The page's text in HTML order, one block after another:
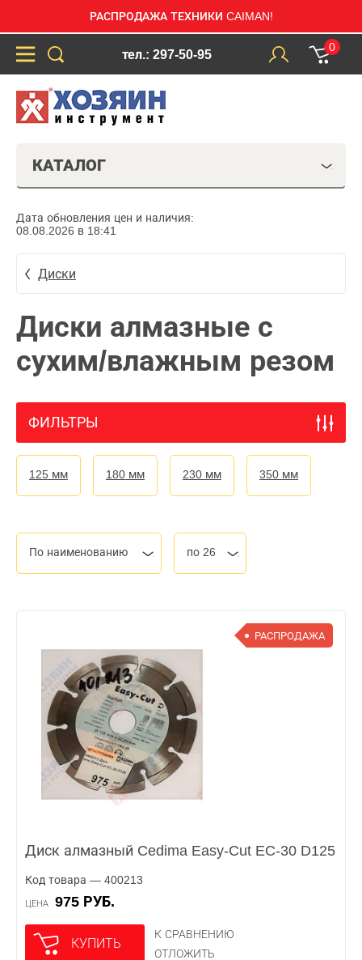
РАСПРОДАЖА ТЕХНИКИ CAIMAN!
тел.: 297-50-95
0
КАТАЛОГ
Дата обновления цен и наличия:
08.08.2026 в 18:41
Диски
Диски алмазные с
сухим/влажным резом
ФИЛЬТРЫ
125 мм 180 мм 230 мм 350 мм
По наименованию по 26
РАСПРОДАЖА
Диск алмазный Cedima Easy-Cut EC-30 D125
Код товара — 400213
ЦЕНА 975 РУБ.
КУПИТЬ
К СРАВНЕНИЮ
ОТЛОЖИТЬ